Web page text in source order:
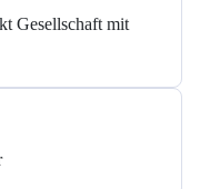
Gesellschaft mit